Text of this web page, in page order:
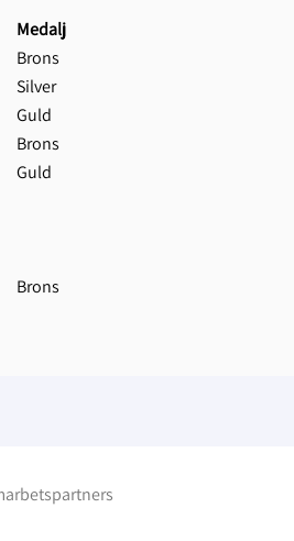
Medalj
Brons
Silver
Guld
Brons
Guld
Brons